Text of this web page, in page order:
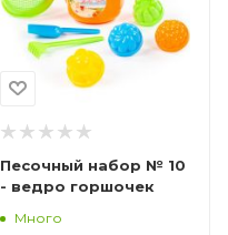
Песочный набор № 10
- ведро горшочек
Много